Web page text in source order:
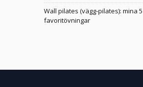
Wall pilates (vägg-pilates): mina 5
favoritövningar